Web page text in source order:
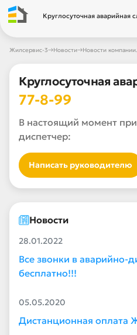
Круглосуточная аварийная
Жилсервис-3→Новости→Новости
Круглосуточная
77-8-99
В настоящий момент
диспетчер:
Написать руководителю
Новости
28.01.2022
Все звонки в аварийно-
бесплатно!!!
05.05.2020
Дистанционная оплата